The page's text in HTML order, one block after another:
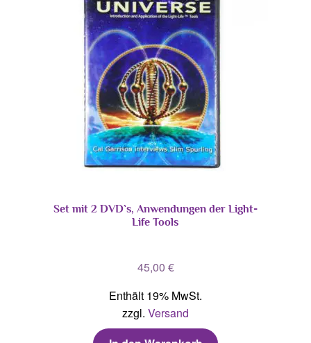
Set mit 2 DVD`s, Anwendungen der Light-
Life Tools
45,00 €
Enthält 19% MwSt.
zzgl. Versand